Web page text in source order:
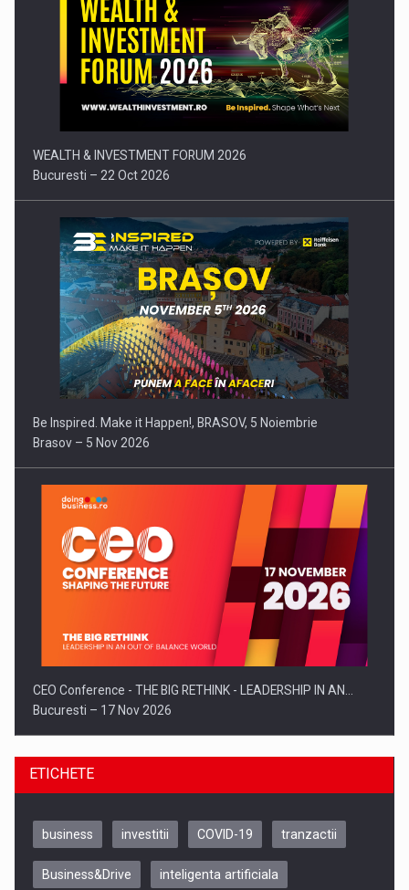
Comunicat de presa: Joburile part-time reincep sa intre pe…
WEALTH & INVESTMENT FORUM 2026
Bucuresti – 22 Oct 2026
Be Inspired. Make it Happen!, BRASOV, 5 Noiembrie
Brasov – 5 Nov 2026
CEO Conference - THE BIG RETHINK - LEADERSHIP IN AN…
Bucuresti – 17 Nov 2026
ETICHETE
business investitii COVID-19 tranzactii
Business&Drive inteligenta artificiala